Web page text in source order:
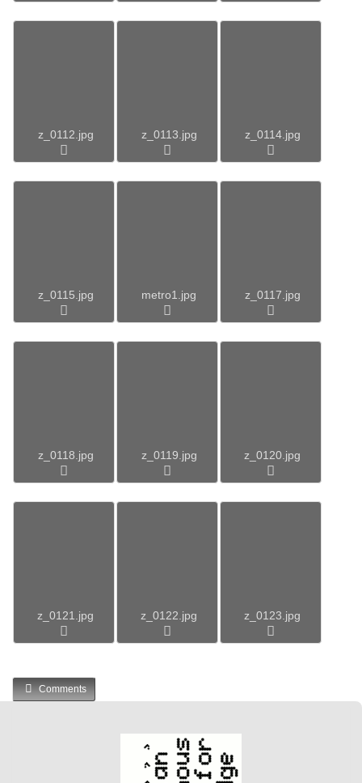
z_0112.jpg z_0113.jpg z_0114.jpg
z_0115.jpg metro1.jpg z_0117.jpg
z_0118.jpg z_0119.jpg z_0120.jpg
z_0121.jpg z_0122.jpg z_0123.jpg
Comments